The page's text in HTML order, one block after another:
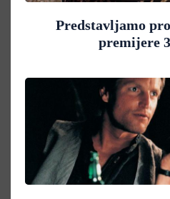
Predstavljamo
premijere